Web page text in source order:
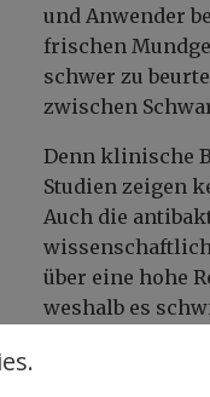
und Anwender
frischen
schwer zu
zwischen
Denn klinische
Studien zeigen
Auch die
über eine hohe
weshalb es